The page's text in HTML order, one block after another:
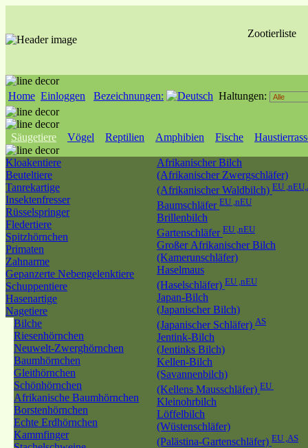
Zootierliste
Home Einloggen Bezeichnungen: Haltungen:
Säugetiere Vögel Reptilien Amphibien Fische
Kloakentiere
Beuteltiere
Tanrekartige
Insektenfresser
Rüsselspringer
Fledertiere
Spitzhörnchen
Primaten
Zahnarme
Gepanzerte Nebengelenktiere
Schuppentiere
Hasenartige
Nagetiere
Bilche
Riesenhörnchen
Neuwelt-Zwerghörnchen
Baumhörnchen
Gleithörnchen
Schönhörnchen
Afrikanische Baumhörnchen
Borstenhörnchen
Echte Erdhörnchen
Kammfinger
Afrikanischer Bilch
(Afrikanischer Zwergschläfer)
(Afrikanischer Waldbilch) EU
Baumschläfer EU ,nEU
Brillenbilch
Gartenschläfer EU ,nEU
Großer Afrikanischer Bilch
(Kamerunschläfer)
Haselmaus
(Haselschläfer) EU ,nEU
Japan-Bilch
(Japanischer Bilch)
(Japanischer Schläfer) AS
Jentink-Bilch
(Jentinks Bilch)
Kellen-Bilch
(Savannenbilch)
(Kellens Mausschläfer) EU
Kleinohrbilch
Löffelbilch
(Wüstenschläfer)
(Palästina-Gartenschläfer) EU ,AS